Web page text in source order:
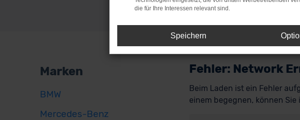
Marken
BMW
Mercedes-Benz
Fehler: Network
Beim Laden ist ein Fehler
einem begegnen, können
die für Ihre Interessen relevant sind.
Speichern